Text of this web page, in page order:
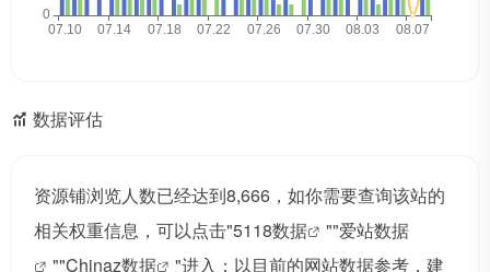
数据评估
资源铺浏览人数已经达到8,666，如你需要查询该站的
相关权重信息，可以点击"5118数据 ""爱站数据
""Chinaz数据
"进入；以目前的网站数据参考，建